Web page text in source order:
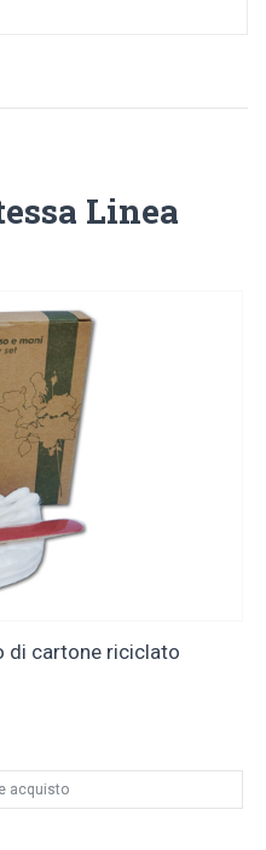
Linea
di cartone riciclato
acquisto